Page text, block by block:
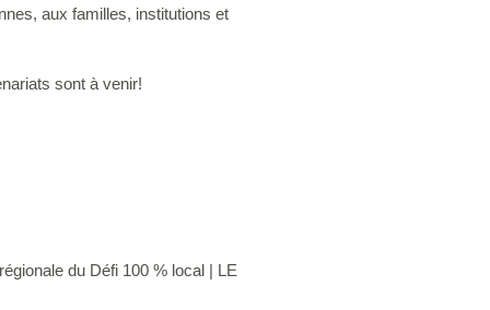
aux familles, institutions et
sont à venir!
du Défi 100 % local | LE